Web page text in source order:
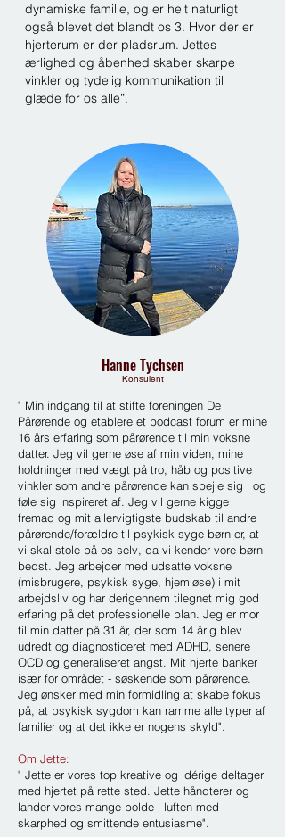
dynamiske familie, og er helt naturligt
også blevet det blandt os 3. Hvor der er
hjerterum er der pladsrum. Jettes
ærlighed og åbenhed skaber skarpe
vinkler og tydelig kommunikation til
glæde for os alle”.
Hanne Tychsen
Konsulent
" Min indgang til at stifte foreningen De
Pårørende og etablere et podcast forum er mine
16 års erfaring som pårørende til min voksne
datter. Jeg vil gerne øse af min viden, mine
holdninger med vægt på tro, håb og positive
vinkler som andre pårørende kan spejle sig i og
føle sig inspireret af. Jeg vil gerne kigge
fremad og mit allervigtigste budskab til andre
pårørende/forældre til psykisk syge børn er, at
vi skal stole på os selv, da vi kender vore børn
bedst. Jeg arbejder med udsatte voksne
(misbrugere, psykisk syge, hjemløse) i mit
arbejdsliv og har derigennem tilegnet mig god
erfaring på det professionelle plan. Jeg er mor
til min datter på 31 år, der som 14 årig blev
udredt og diagnosticeret med ADHD, senere
OCD og generaliseret angst. Mit hjerte banker
især for området - søskende som pårørende.
Jeg ønsker med min formidling at skabe fokus
på, at psykisk sygdom kan ramme alle typer af
familier og at det ikke er nogens skyld".
Om Jette:
" Jette er vores top kreative og idérige deltager
med hjertet på rette sted. Jette håndterer og
lander vores mange bolde i luften med
skarphed og smittende entusiasme".